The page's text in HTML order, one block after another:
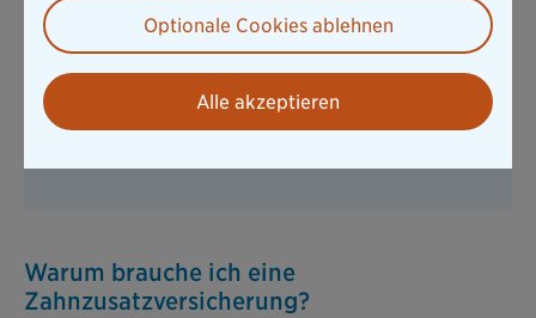
Bis zu maximal 1.500 EUR inklusive der Leistung der
Kieferorthopädische Leistung ohne Altersbegrenzung,
Warum brauche ich eine
Zahnzusatzversicherung?
Optionale Cookies ablehnen
Alle akzeptieren